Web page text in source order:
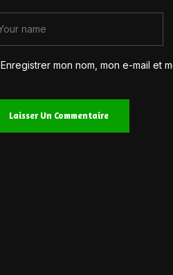
Enregistrer mon nom, mon e-mail et